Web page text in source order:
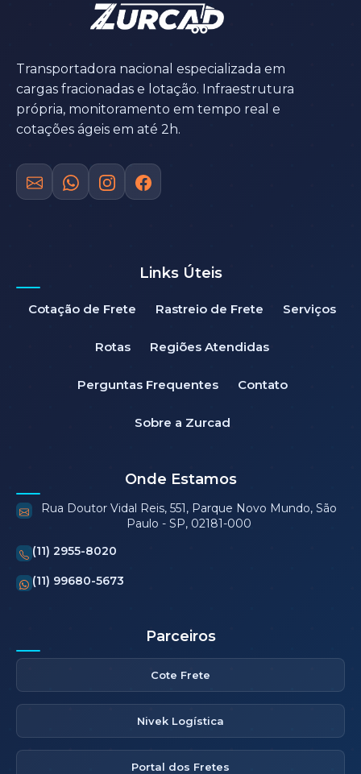
Transportadora nacional especializada em
cargas fracionadas e lotação. Infraestrutura
própria, monitoramento em tempo real e
cotações ágeis em até 2h.
Links Úteis
Cotação de Frete Rastreio de Frete Serviços
Rotas Regiões Atendidas
Perguntas Frequentes Contato
Sobre a Zurcad
Onde Estamos
Rua Doutor Vidal Reis, 551, Parque Novo Mundo, São
Paulo - SP, 02181-000
(11) 2955-8020
(11) 99680-5673
Parceiros
Cote Frete
Nivek Logística
Portal dos Fretes